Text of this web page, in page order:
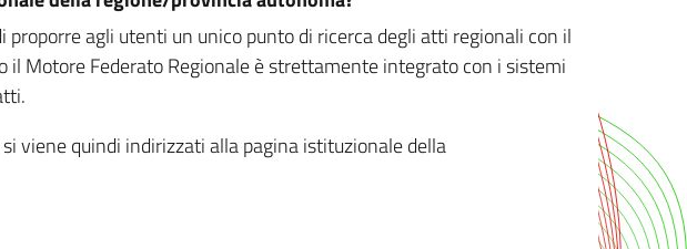
agli utenti un unico punto di ricerca degli atti regionali con il
Motore Federato Regionale è strettamente integrato con i sistemi
viene quindi indirizzati alla pagina istituzionale della